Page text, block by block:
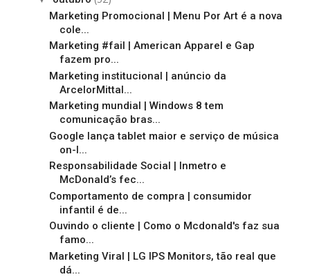
Marketing Promocional | Menu Por Art é a nova
cole...
Marketing #fail | American Apparel e Gap
fazem pro...
Marketing institucional | anúncio da
ArcelorMittal...
Marketing mundial | Windows 8 tem
comunicação bras...
Google lança tablet maior e serviço de música
on-l...
Responsabilidade Social | Inmetro e
McDonald’s fec...
Comportamento de compra | consumidor
infantil é de...
Ouvindo o cliente | Como o Mcdonald's faz sua
famo...
Marketing Viral | LG IPS Monitors, tão real que
dá...